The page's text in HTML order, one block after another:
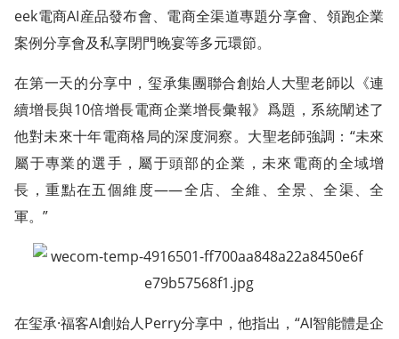
eek電商AI産品發布會、電商全渠道專題分享會、領跑企業
案例分享會及私享閉門晚宴等多元環節。
在第一天的分享中，玺承集團聯合創始人大聖老師以《連
續增長與10倍增長電商企業增長彙報》爲題，系統闡述了
他對未來十年電商格局的深度洞察。大聖老師強調：“未來
屬于專業的選手，屬于頭部的企業，未來電商的全域增
長，重點在五個維度——全店、全維、全景、全渠、全
軍。”
在玺承·福客AI創始人Perry分享中，他指出，“AI智能體是企